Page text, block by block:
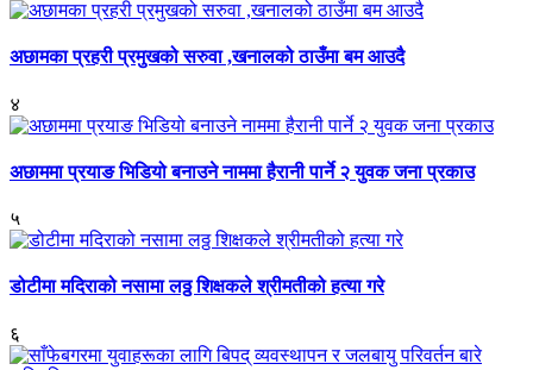
अछामका प्रहरी प्रमुखको सरुवा ,खनालको ठाउँमा बम आउदै
४
अछाममा प्रयाङ भिडियो बनाउने नाममा हैरानी पार्ने २ युवक जना प्रकाउ
५
डोटीमा मदिराको नसामा लठ्ठ शिक्षकले श्रीमतीको हत्या गरे
६